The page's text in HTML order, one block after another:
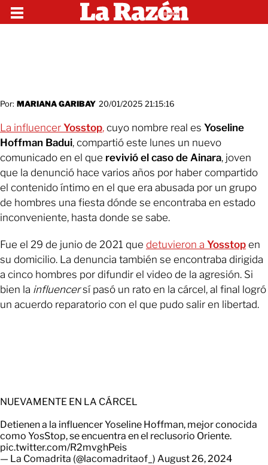
Por: MARIANA GARIBAY 20/01/2025 21:15:16
La influencer Yosstop, cuyo nombre real es Yoseline
Hoffman Badui, compartió este lunes un nuevo
comunicado en el que revivió el caso de Ainara, joven
que la denunció hace varios años por haber compartido
el contenido íntimo en el que era abusada por un grupo
de hombres una fiesta dónde se encontraba en estado
inconveniente, hasta donde se sabe.
Fue el 29 de junio de 2021 que detuvieron a Yosstop en
su domicilio. La denuncia también se encontraba dirigida
a cinco hombres por difundir el video de la agresión. Si
bien la influencersí pasó un rato en la cárcel, al final logró
un acuerdo reparatorio con el que pudo salir en libertad.
NUEVAMENTE EN LA CÁRCEL
Detienen a la influencer Yoseline Hoffman, mejor conocida
como YosStop, se encuentra en el reclusorio Oriente.
pic.twitter.com/R2mvghPeis
— La Comadrita (@lacomadritaof_) August 26, 2024